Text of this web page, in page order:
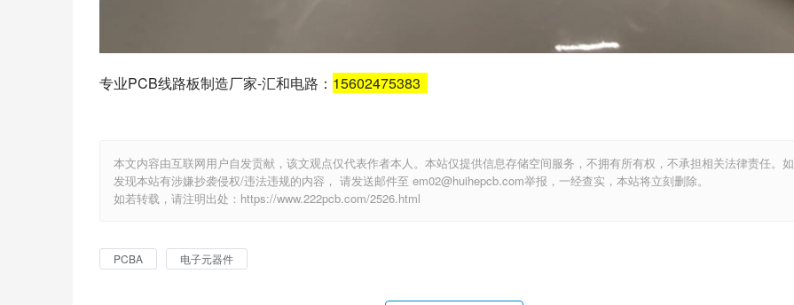
专业PCB线路板制造厂家-汇和电路： 15602475383
本文内容由互联网用户自发贡献，该文观点仅代表作者本人。本站仅提供信息存储空间服务，不拥有所有权，不承担相关法律责任。如
发现本站有涉嫌抄袭侵权/违法违规的内容， 请发送邮件至 em02@huihepcb.com举报，一经查实，本站将立刻删除。
如若转载，请注明出处：https://www.222pcb.com/2526.html
PCBA 电子元器件